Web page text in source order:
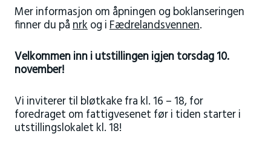
Mer informasjon om åpningen og boklanseringen
finner du pånrkog iFædrelandsvennen.
Velkommen inn i utstillingen igjen torsdag 10.
november!
Vi inviterer til bløtkake fra kl. 16 – 18, for
foredraget om fattigvesenet før i tiden starter i
utstillingslokalet kl. 18!